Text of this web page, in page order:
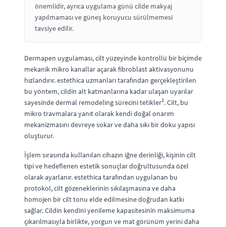
önemlidir, ayrıca uygulama günü cilde makyaj
yapılmaması ve güneş koruyucu sürülmemesi
tavsiye edilir.
Dermapen uygulaması, cilt yüzeyinde kontrollü bir biçimde
mekanik mikro kanallar açarak fibroblast aktivasyonunu
hızlandırır. estethica uzmanları tarafından gerçekleştirilen
bu yöntem, cildin alt katmanlarına kadar ulaşan uyarılar
sayesinde dermal remodeling sürecini tetikler1. Cilt, bu
mikro travmalara yanıt olarak kendi doğal onarım
mekanizmasını devreye sokar ve daha sıkı bir doku yapısı
oluşturur.
İşlem sırasında kullanılan cihazın iğne derinliği, kişinin cilt
tipi ve hedeflenen estetik sonuçlar doğrultusunda özel
olarak ayarlanır. estethica tarafından uygulanan bu
protokol, cilt gözeneklerinin sıkılaşmasına ve daha
homojen bir cilt tonu elde edilmesine doğrudan katkı
sağlar. Cildin kendini yenileme kapasitesinin maksimuma
çıkarılmasıyla birlikte, yorgun ve mat görünüm yerini daha